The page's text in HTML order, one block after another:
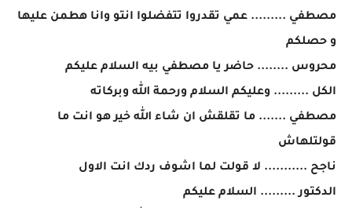
مصطفي ......... عمي تقدروا تتفضلوا انتو وانا هطمن عليها
و حصلكم
محروس ........ حاضر يا مصطفي بيه السلام عليكم
الكل ......... وعليكم السلام ورحمة الله وبركاته
مصطفي ....... ما تقلقش ان شاء الله خير هو انت ما
قولتلهاش
ناجح ........... لا قولت لما اشوف ردك انت الاول
الدكتور ......... السلام عليكم